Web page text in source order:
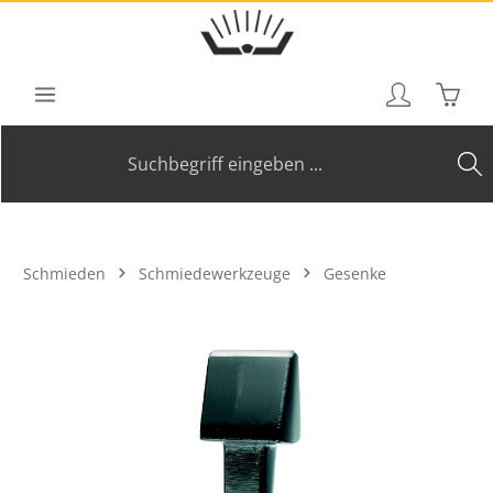
Zum Hauptinhalt springen
Schmieden Schmiedewerkzeuge Gesenke